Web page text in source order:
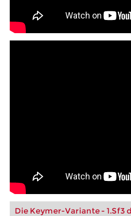
Die Keymer-Variante - 1.Sf3